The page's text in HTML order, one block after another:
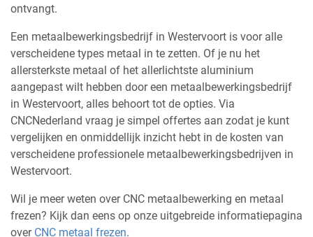
ontvangt.
Een metaalbewerkingsbedrijf in Westervoort is voor alle
verscheidene types metaal in te zetten. Of je nu het
allersterkste metaal of het allerlichtste aluminium
aangepast wilt hebben door een metaalbewerkingsbedrijf
in Westervoort, alles behoort tot de opties. Via
CNCNederland vraag je simpel offertes aan zodat je kunt
vergelijken en onmiddellijk inzicht hebt in de kosten van
verscheidene professionele metaalbewerkingsbedrijven in
Westervoort.
Wil je meer weten over CNC metaalbewerking en metaal
frezen? Kijk dan eens op onze uitgebreide informatiepagina
over CNC metaal frezen.